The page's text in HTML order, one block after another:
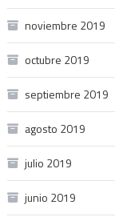
noviembre 2019
octubre 2019
septiembre 2019
agosto 2019
julio 2019
junio 2019